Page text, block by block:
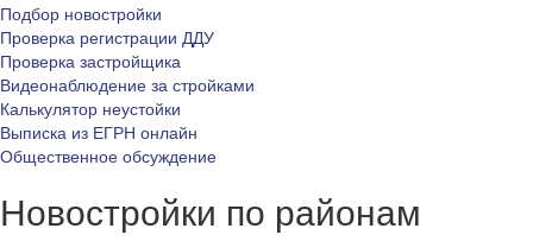
Подбор новостройки
Проверка регистрации ДДУ
Проверка застройщика
Видеонаблюдение за стройками
Калькулятор неустойки
Выписка из ЕГРН онлайн
Общественное обсуждение
Новостройки по районам